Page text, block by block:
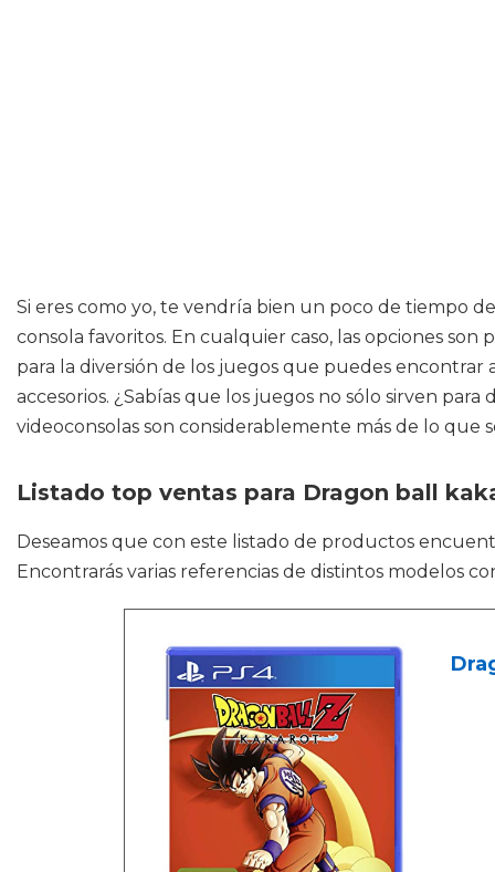
Si eres como yo, te vendría bien un poco de tiempo
consola favoritos. En cualquier caso, las opciones
para la diversión de los juegos que puedes encontrar
accesorios. ¿Sabías que los juegos no sólo sirven
videoconsolas son considerablemente más de lo que
Listado top ventas para Dragon ball
Deseamos que con este listado de productos
Encontrarás varias referencias de distintos modelos